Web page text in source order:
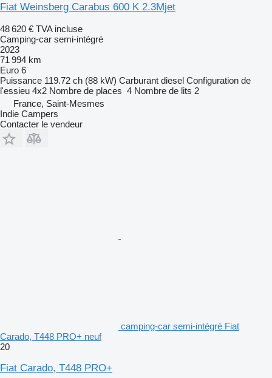
Fiat Weinsberg Carabus 600 K 2.3Mjet
48 620 € TVA incluse
Camping-car semi-intégré
2023
71 994 km
Euro 6
Puissance 119.72 ch (88 kW) Carburant diesel Configuration de
l'essieu 4x2 Nombre de places 4 Nombre de lits 2
France, Saint-Mesmes
Indie Campers
Contacter le vendeur
camping-car semi-intégré Fiat
Carado, T448 PRO+ neuf
20
Fiat Carado, T448 PRO+